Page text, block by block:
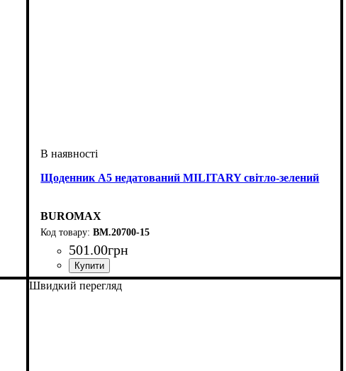
Щоденник А5 недатований MILITARY світло-зелений
BUROMAX
BM.20700-15
501.00грн
Швидкий перегляд